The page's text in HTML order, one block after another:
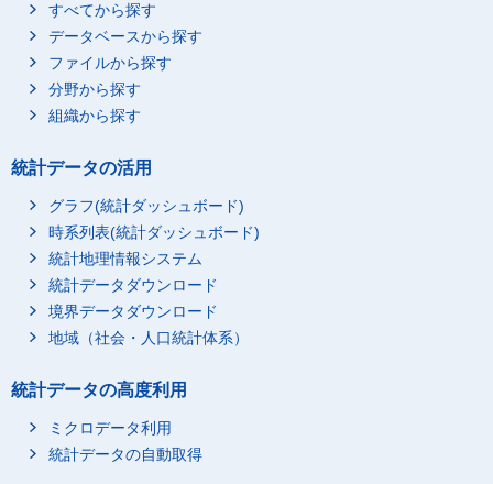
すべてから探す
データベースから探す
ファイルから探す
分野から探す
組織から探す
統計データの活用
グラフ(統計ダッシュボード)
時系列表(統計ダッシュボード)
統計地理情報システム
統計データダウンロード
境界データダウンロード
地域（社会・人口統計体系）
統計データの高度利用
ミクロデータ利用
統計データの自動取得